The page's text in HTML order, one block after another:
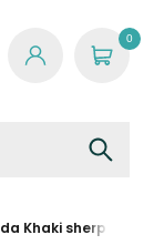
0
Khaki sherpa-tec